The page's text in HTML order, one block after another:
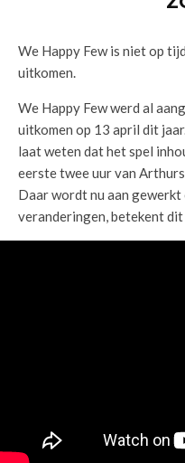
We Happy Few is niet op
uitkomen.
We Happy Few werd al
uitkomen op 13 april dit
laat weten dat het spel
eerste twee uur van
Daar wordt nu aan gewerkt
veranderingen, betekent